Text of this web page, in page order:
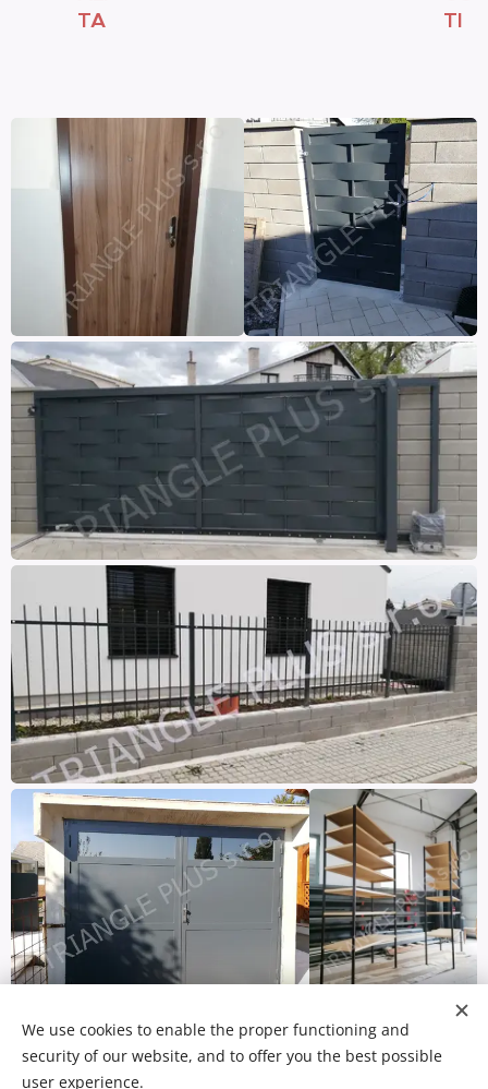
TA
TI
We use cookies to enable the proper functioning and
security of our website, and to offer you the best possible
user experience.